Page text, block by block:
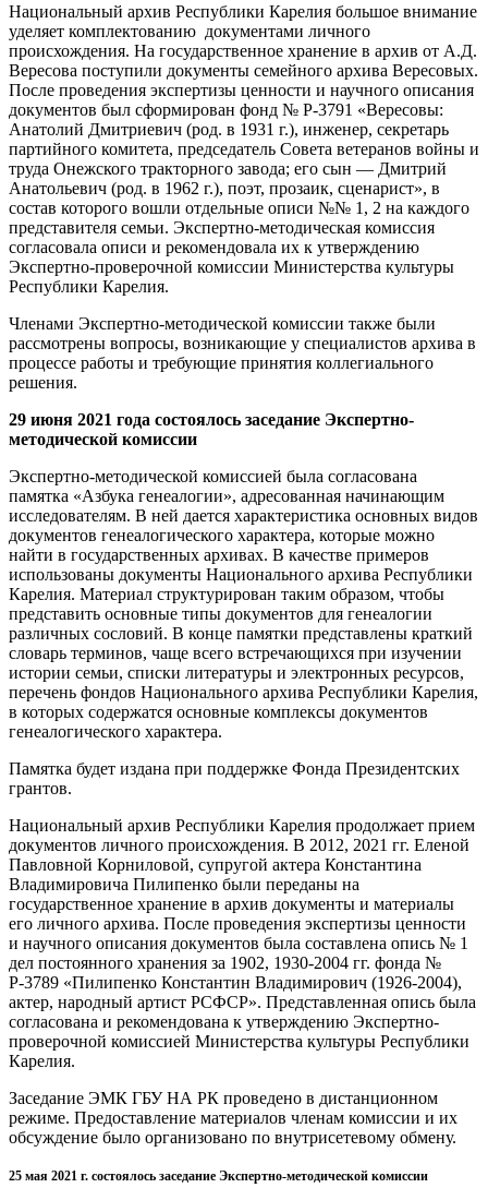
Национальный архив Республики Карелия большое внимание
уделяет комплектованию документами личного
происхождения. На государственное хранение в архив от А.Д.
Вересова поступили документы семейного архива Вересовых.
После проведения экспертизы ценности и научного описания
документов был сформирован фонд № Р-3791 «Вересовы:
Анатолий Дмитриевич (род. в 1931 г.), инженер, секретарь
партийного комитета, председатель Совета ветеранов войны и
труда Онежского тракторного завода; его сын — Дмитрий
Анатольевич (род. в 1962 г.), поэт, прозаик, сценарист», в
состав которого вошли отдельные описи №№ 1, 2 на каждого
представителя семьи. Экспертно-методическая комиссия
согласовала описи и рекомендовала их к утверждению
Экспертно-проверочной комиссии Министерства культуры
Республики Карелия.
Членами Экспертно-методической комиссии также были
рассмотрены вопросы, возникающие у специалистов архива в
процессе работы и требующие принятия коллегиального
решения.
29 июня 2021 года состоялось заседание Экспертно-
методической комиссии
Экспертно-методической комиссией была согласована
памятка «Азбука генеалогии», адресованная начинающим
исследователям. В ней дается характеристика основных видов
документов генеалогического характера, которые можно
найти в государственных архивах. В качестве примеров
использованы документы Национального архива Республики
Карелия. Материал структурирован таким образом, чтобы
представить основные типы документов для генеалогии
различных сословий. В конце памятки представлены краткий
словарь терминов, чаще всего встречающихся при изучении
истории семьи, списки литературы и электронных ресурсов,
перечень фондов Национального архива Республики Карелия,
в которых содержатся основные комплексы документов
генеалогического характера.
Памятка будет издана при поддержке Фонда Президентских
грантов.
Национальный архив Республики Карелия продолжает прием
документов личного происхождения. В 2012, 2021 гг. Еленой
Павловной Корниловой, супругой актера Константина
Владимировича Пилипенко были переданы на
государственное хранение в архив документы и материалы
его личного архива. После проведения экспертизы ценности
и научного описания документов была составлена опись № 1
дел постоянного хранения за 1902, 1930-2004 гг. фонда №
Р-3789 «Пилипенко Константин Владимирович (1926-2004),
актер, народный артист РСФСР». Представленная опись была
согласована и рекомендована к утверждению Экспертно-
проверочной комиссией Министерства культуры Республики
Карелия.
Заседание ЭМК ГБУ НА РК проведено в дистанционном
режиме. Предоставление материалов членам комиссии и их
обсуждение было организовано по внутрисетевому обмену.
25 мая 2021 г. состоялось заседание Экспертно-методической комиссии